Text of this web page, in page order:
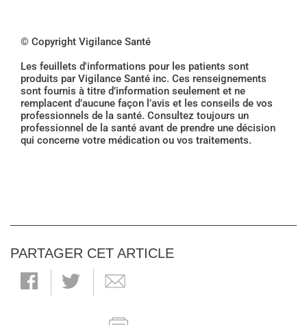
© Copyright Vigilance Santé
Les feuillets d'informations pour les patients sont
produits par Vigilance Santé inc. Ces renseignements
sont fournis à titre d’information seulement et ne
remplacent d’aucune façon l’avis et les conseils de vos
professionnels de la santé. Consultez toujours un
professionnel de la santé avant de prendre une décision
qui concerne votre médication ou vos traitements.
PARTAGER CET ARTICLE